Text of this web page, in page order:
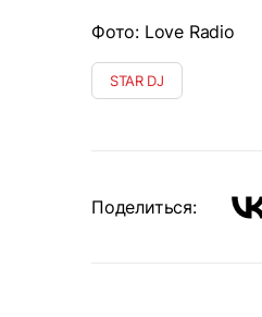
Фото: Love Radio
STAR DJ
Поделиться: